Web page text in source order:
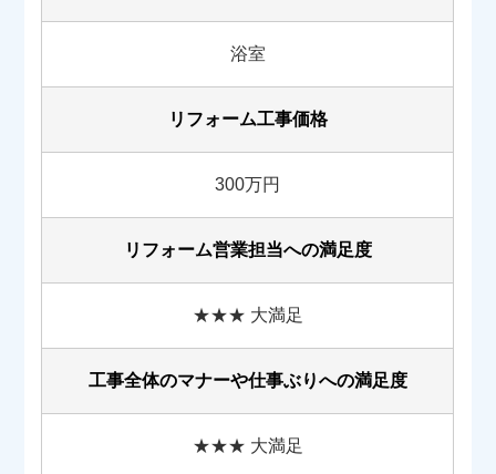
浴室
リフォーム工事価格
300万円
リフォーム営業担当への満足度
★★★ 大満足
工事全体のマナーや仕事ぶりへの満足度
★★★ 大満足